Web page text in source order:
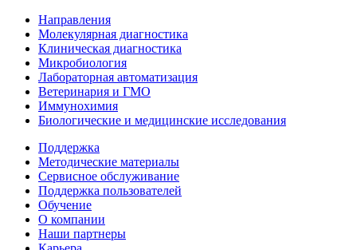
Направления
Молекулярная диагностика
Клиническая диагностика
Микробиология
Лабораторная автоматизация
Ветеринария и ГМО
Иммунохимия
Биологические и медицинские исследования
Поддержка
Методические материалы
Сервисное обслуживание
Поддержка пользователей
Обучение
О компании
Наши партнеры